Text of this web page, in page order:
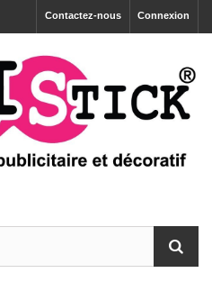
Connexion
Contactez-nous